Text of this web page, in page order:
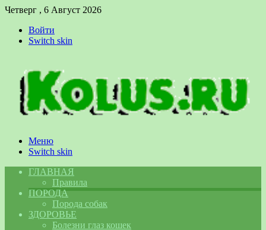
Четверг , 6 Август 2026
Войти
Switch skin
Меню
Switch skin
ГЛАВНАЯ
Правила
ПОРОДА
Порода собак
ЗДОРОВЬЕ
Болезни глаз кошек